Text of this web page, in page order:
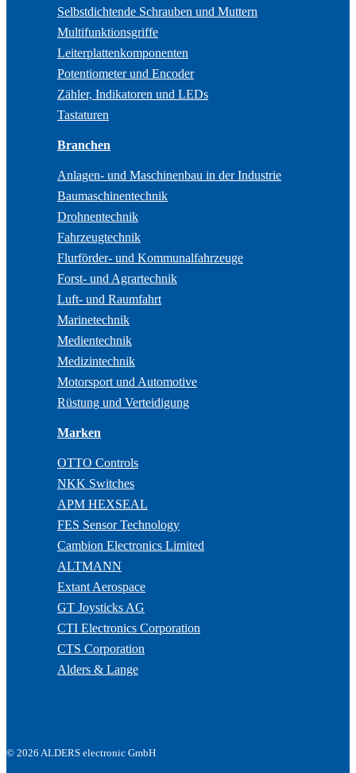
Selbstdichtende Schrauben und Muttern
Multifunktionsgriffe
Leiterplattenkomponenten
Potentiometer und Encoder
Zähler, Indikatoren und LEDs
Tastaturen
Branchen
Anlagen- und Maschinenbau in der Industrie
Baumaschinentechnik
Drohnentechnik
Fahrzeugtechnik
Flurförder- und Kommunalfahrzeuge
Forst- und Agrartechnik
Luft- und Raumfahrt
Marinetechnik
Medientechnik
Medizintechnik
Motorsport und Automotive
Rüstung und Verteidigung
Marken
OTTO Controls
NKK Switches
APM HEXSEAL
FES Sensor Technology
Cambion Electronics Limited
ALTMANN
Extant Aerospace
GT Joysticks AG
CTI Electronics Corporation
CTS Corporation
Alders & Lange
© 2026 ALDERS electronic GmbH